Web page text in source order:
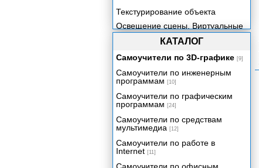
Текстурирование объекта
Освещение сцены. Виртуальные
камеры.
Заключение
Приложение
КАТАЛОГ
Самоучители по 3D-графике [9]
Самоучители по инженерным
программам [10]
Самоучители по графическим
программам [24]
Самоучители по средствам
мультимедиа [12]
Самоучители по работе в
Internet [11]